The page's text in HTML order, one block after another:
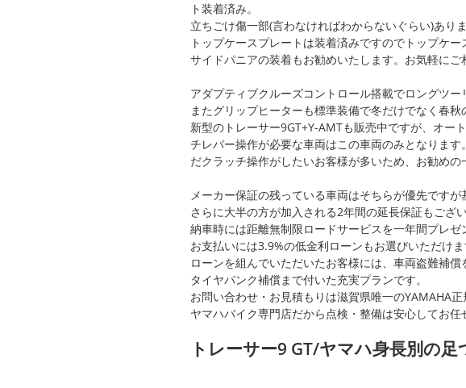
ト装着済み。
立ちごけ傷一部(言わなければわからないぐらい)あり
トップケースプレートは装着済みですのでトップケ
サイドパニアの装着もお勧めいたします。お気軽にご
アダプティブクルーズコントロール搭載でロングツ
またグリップヒーターも標準装備で冬だけでなく春
新型のトレーサー9GT+Y-AMTも販売中ですが、オー
チレバー操作が必要な車両はこの車両のみとなりま
だクラッチ操作がしたいお客様が多いため、お勧めの
メーカー保証の残っている車両はそちらが優先です
さらに大半の方が加入される2年間の延長保証もござい
納車時には距離無制限ロードサービスを一年間プレ
お支払いには3.9%の低金利ローンもお選びいただけま
ローンを組んでいただいたお客様には、車両盗難補償
タイヤパンク補償まで付いた充実プランです。
お問い合わせ・お見積もりは滋賀県唯一のYAMAHA
ヤマハバイク専門店だから点検・整備は安心してお任
トレーサー9 GT/ヤマハ身長別の足